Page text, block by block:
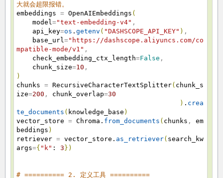
大就会超限报错。
embeddings = OpenAIEmbeddings (
model="text-embedding-v4" ,
api_key=os . getenv ( "DASHSCOPE_API_KEY" ) ,
base_url="https://dashscope.aliyuncs.com/co
mpatible-mode/v1" ,
check_embedding_ctx_length=False ,
chunk_size=10 ,
)
chunks = RecursiveCharacterTextSplitter( chunk_s
ize=200 , chunk_overlap=30
) . crea
te_documents ( knowledge_base )
vector_store = Chroma. from_documents ( chunks ,
em
beddings )
retriever = vector_store. as_retriever( search_kw
args={ "k" : 3 } )
# ========== 2. 定义工具 ==========